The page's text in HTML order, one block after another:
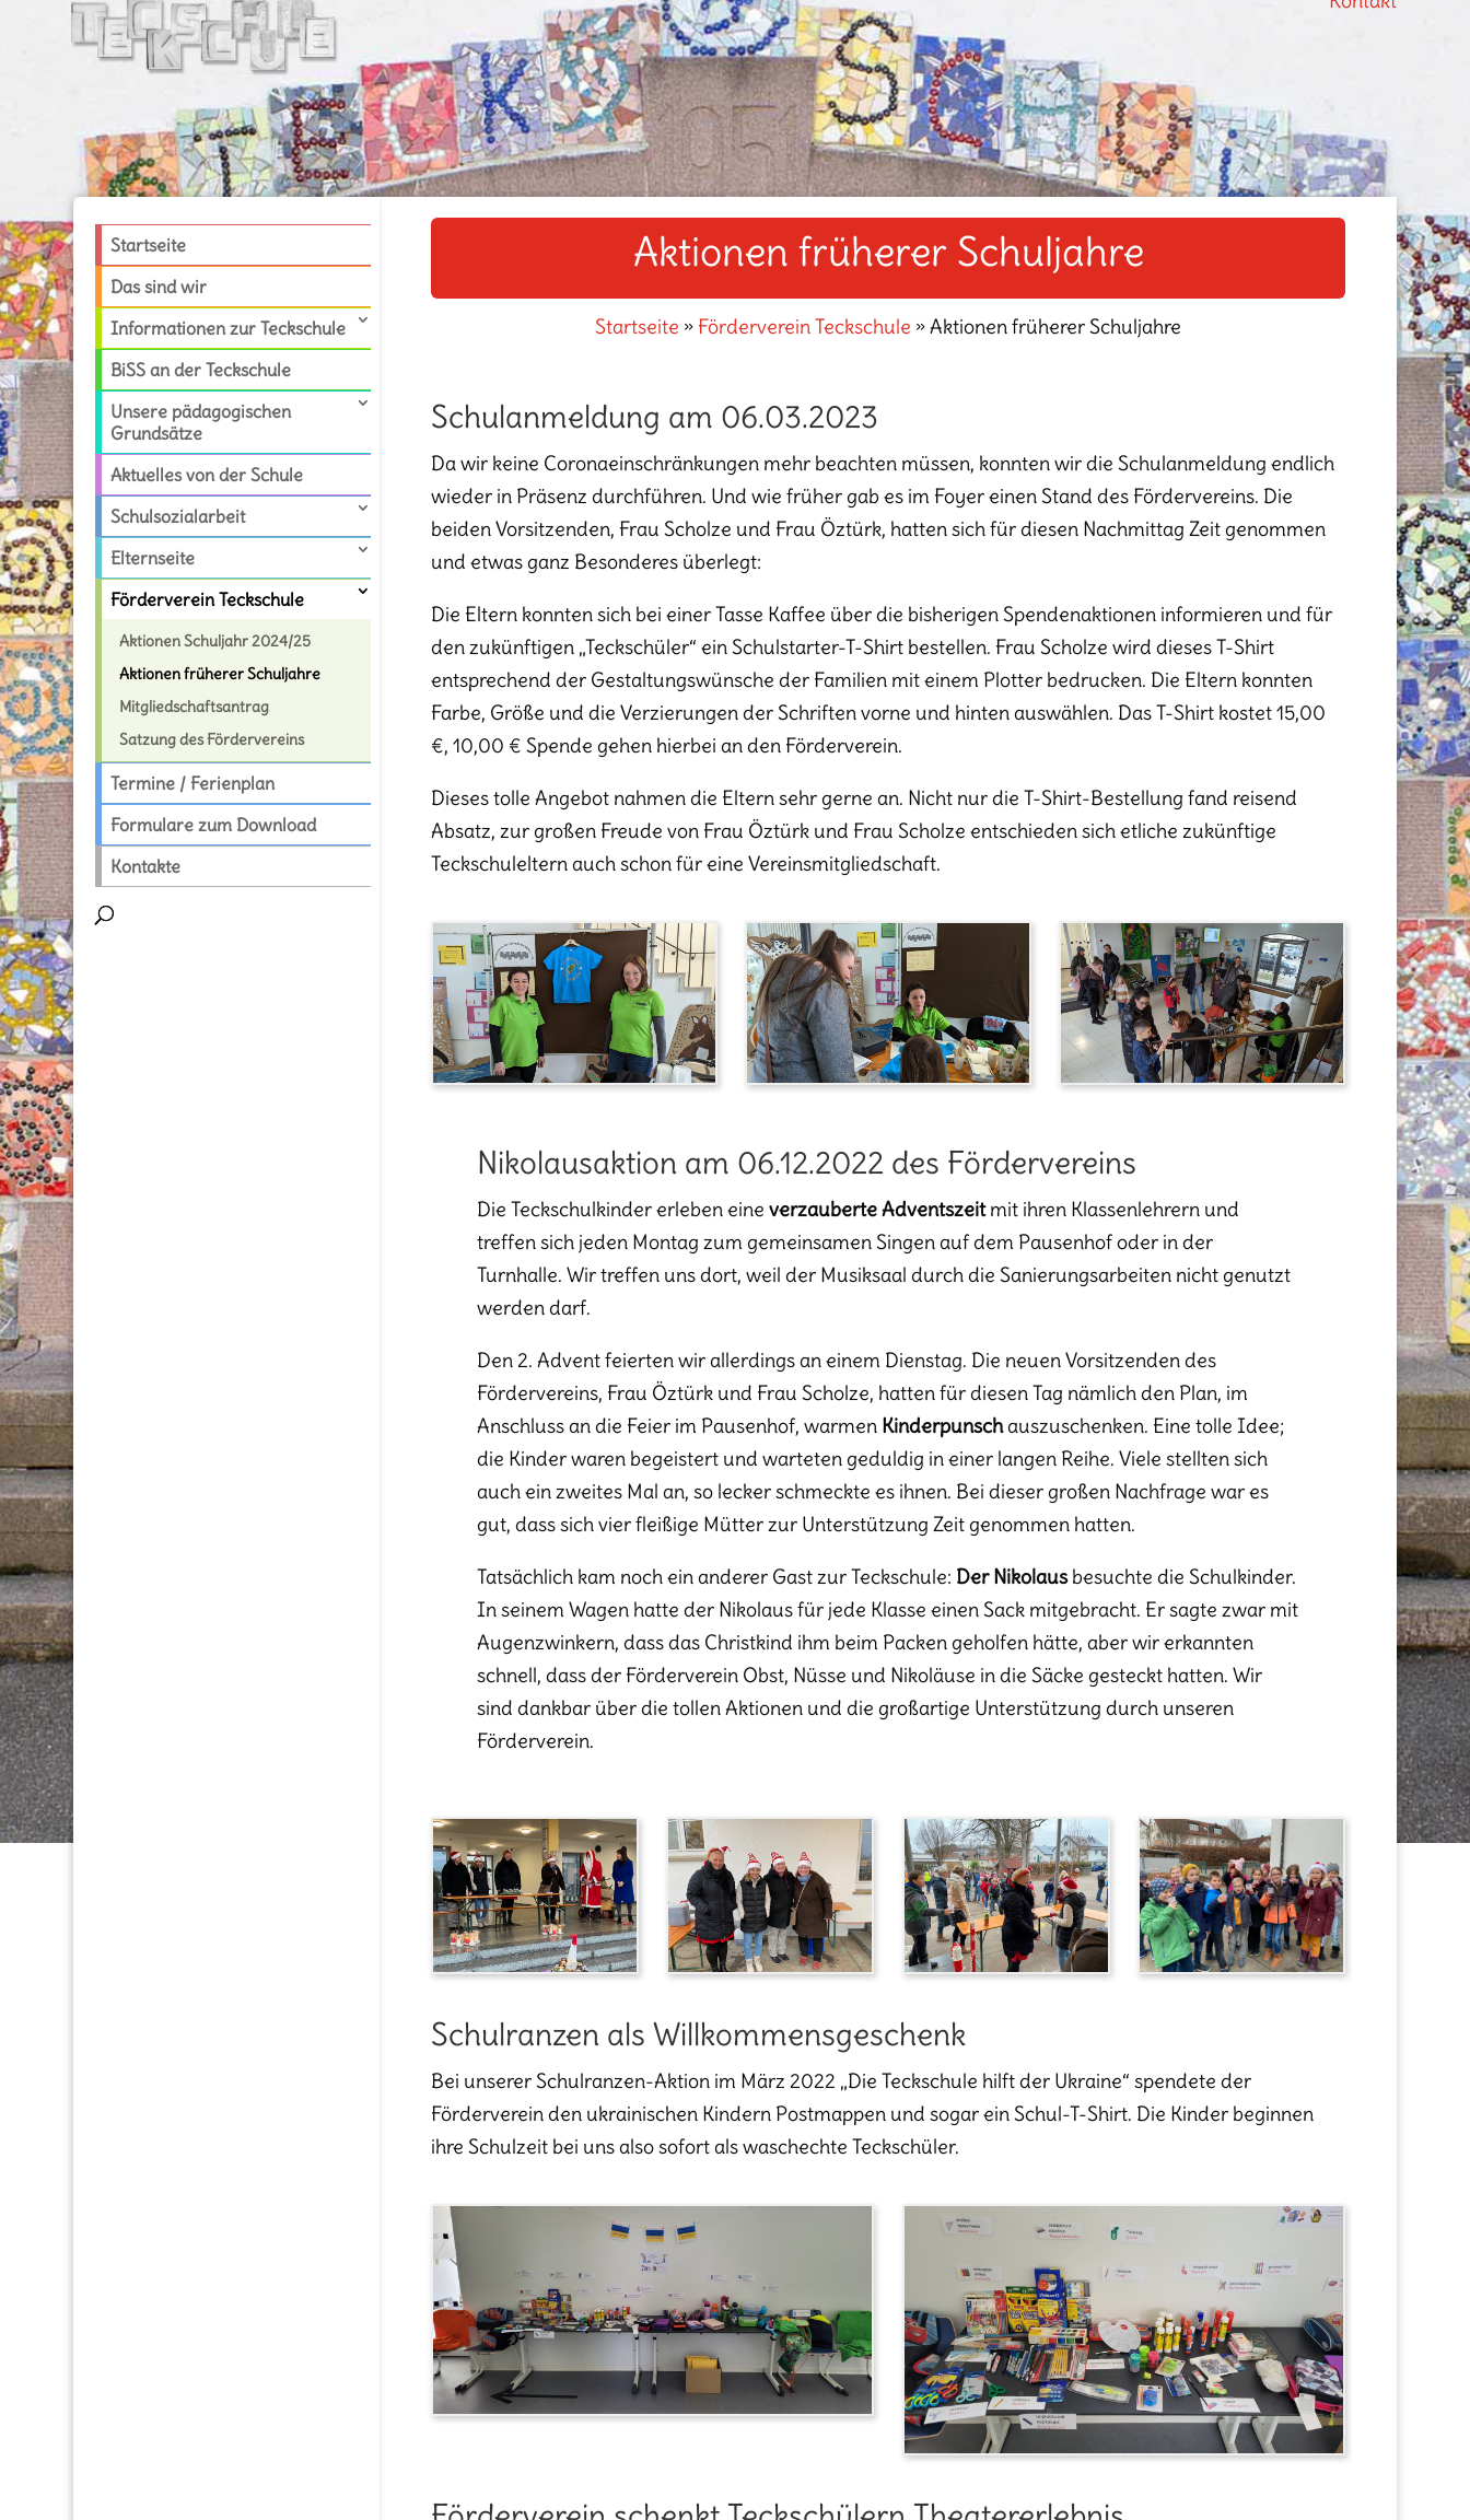
Startseite
Das sind wir
Informationen zur Teckschule
BiSS an der Teckschule
Unsere pädagogischen
Grundsätze
Aktuelles von der Schule
Schulsozialarbeit
Elternseite
Förderverein Teckschule
Aktionen Schuljahr 2024/25
Aktionen früherer Schuljahre
Mitgliedschaftsantrag
Satzung des Fördervereins
Termine / Ferienplan
Formulare zum Download
Kontakte
Aktionen früherer Schuljahre
Startseite » Förderverein Teckschule »Aktionen früherer Schuljahre
Schulanmeldung am 06.03.2023
Da wir keine Coronaeinschränkungen mehr beachten müssen, konnten wir die Schulanmeldung endlich
wieder in Präsenz durchführen. Und wie früher gab es im Foyer einen Stand des Fördervereins. Die
beiden Vorsitzenden, Frau Scholze und Frau Öztürk, hatten sich für diesen Nachmittag Zeit genommen
und etwas ganz Besonderes überlegt:
Die Eltern konnten sich bei einer Tasse Kaffee über die bisherigen Spendenaktionen informieren und für
den zukünftigen „Teckschüler“ ein Schulstarter-T-Shirt bestellen. Frau Scholze wird dieses T-Shirt
entsprechend der Gestaltungswünsche der Familien mit einem Plotter bedrucken. Die Eltern konnten
Farbe, Größe und die Verzierungen der Schriften vorne und hinten auswählen. Das T-Shirt kostet 15,00
€, 10,00 € Spende gehen hierbei an den Förderverein.
Dieses tolle Angebot nahmen die Eltern sehr gerne an. Nicht nur die T-Shirt-Bestellung fand reisend
Absatz, zur großen Freude von Frau Öztürk und Frau Scholze entschieden sich etliche zukünftige
Teckschuleltern auch schon für eine Vereinsmitgliedschaft.
Nikolausaktion am 06.12.2022 des Fördervereins
Die Teckschulkinder erleben eine verzauberte Adventszeitmit ihren Klassenlehrern und
treffen sich jeden Montag zum gemeinsamen Singen auf dem Pausenhof oder in der
Turnhalle. Wir treffen uns dort, weil der Musiksaal durch die Sanierungsarbeiten nicht genutzt
werden darf.
Den 2. Advent feierten wir allerdings an einem Dienstag. Die neuen Vorsitzenden des
Fördervereins, Frau Öztürk und Frau Scholze, hatten für diesen Tag nämlich den Plan, im
Anschluss an die Feier im Pausenhof, warmen Kinderpunschauszuschenken. Eine tolle Idee;
die Kinder waren begeistert und warteten geduldig in einer langen Reihe. Viele stellten sich
auch ein zweites Mal an, so lecker schmeckte es ihnen. Bei dieser großen Nachfrage war es
gut, dass sich vier fleißige Mütter zur Unterstützung Zeit genommen hatten.
Tatsächlich kam noch ein anderer Gast zur Teckschule: Der Nikolausbesuchte die Schulkinder.
In seinem Wagen hatte der Nikolaus für jede Klasse einen Sack mitgebracht. Er sagte zwar mit
Augenzwinkern, dass das Christkind ihm beim Packen geholfen hätte, aber wir erkannten
schnell, dass der Förderverein Obst, Nüsse und Nikoläuse in die Säcke gesteckt hatten. Wir
sind dankbar über die tollen Aktionen und die großartige Unterstützung durch unseren
Förderverein.
Schulranzen als Willkommensgeschenk
Bei unserer Schulranzen-Aktion im März 2022 „Die Teckschule hilft der Ukraine“ spendete der
Förderverein den ukrainischen Kindern Postmappen und sogar ein Schul-T-Shirt. Die Kinder beginnen
ihre Schulzeit bei uns also sofort als waschechte Teckschüler.